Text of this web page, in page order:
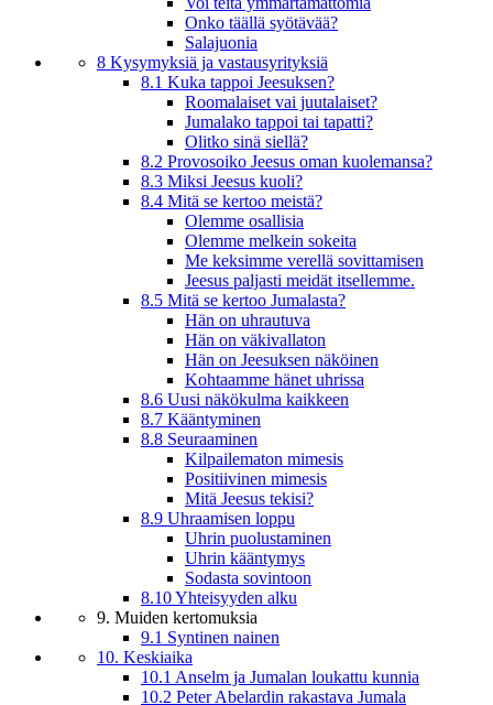
Onko täällä syötävää?
Salajuonia
8 Kysymyksiä ja vastausyrityksiä
8.1 Kuka tappoi Jeesuksen?
Roomalaiset vai juutalaiset?
Jumalako tappoi tai tapatti?
Olitko sinä siellä?
8.2 Provosoiko Jeesus oman kuolemansa?
8.3 Miksi Jeesus kuoli?
8.4 Mitä se kertoo meistä?
Olemme osallisia
Olemme melkein sokeita
Me keksimme verellä sovittamisen
Jeesus paljasti meidät itsellemme.
8.5 Mitä se kertoo Jumalasta?
Hän on uhrautuva
Hän on väkivallaton
Hän on Jeesuksen näköinen
Kohtaamme hänet uhrissa
8.6 Uusi näkökulma kaikkeen
8.7 Kääntyminen
8.8 Seuraaminen
Kilpailematon mimesis
Positiivinen mimesis
Mitä Jeesus tekisi?
8.9 Uhraamisen loppu
Uhrin puolustaminen
Uhrin kääntymys
Sodasta sovintoon
8.10 Yhteisyyden alku
9. Muiden kertomuksia
9.1 Syntinen nainen
10. Keskiaika
10.1 Anselm ja Jumalan loukattu kunnia
10.2 Peter Abelardin rakastava Jumala